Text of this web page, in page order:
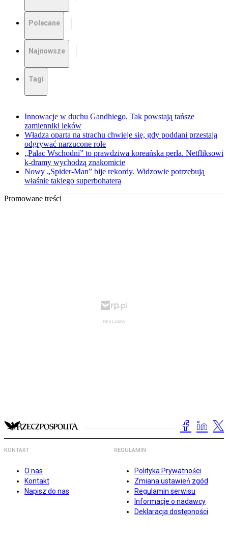
Polecane
Najnowsze
Tagi
Innowacje w duchu Gandhiego. Tak powstają tańsze
zamienniki leków
Władza oparta na strachu chwieje się, gdy poddani przestają
odgrywać narzucone role
„Pałac Wschodni” to prawdziwa koreańska perła. Netfliksowi
k-dramy wychodzą znakomicie
Nowy „Spider-Man” bije rekordy. Widzowie potrzebują
właśnie takiego superbohatera
Promowane treści
KONTAKT
O nas
Kontakt
Napisz do nas
REGULAMIN
Polityka Prywatności
Zmiana ustawień zgód
Regulamin serwisu
Informacje o nadawcy
Deklaracja dostępności